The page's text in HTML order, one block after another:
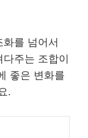
를 넘어서
주는 조합이
좋은 변화를
.